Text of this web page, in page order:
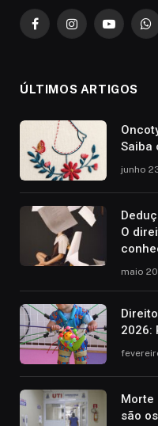
FacebookInstagramYouTube
ÚLTIMOS ARTIGOS
Saiba
junho
O
maio
2026:
Morte
são